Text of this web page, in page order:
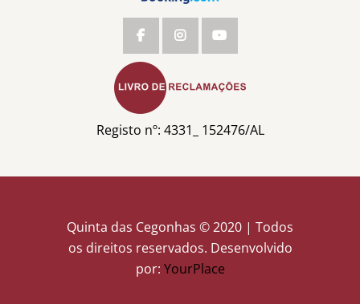
Registo nº: 4331_ 152476/AL
Quinta das Cegonhas © 2020 | Todos
os direitos reservados. Desenvolvido
por: YourPlace